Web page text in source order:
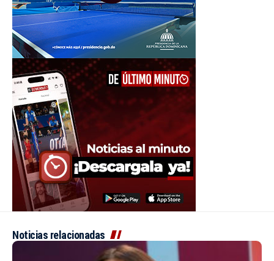
Noticias relacionadas